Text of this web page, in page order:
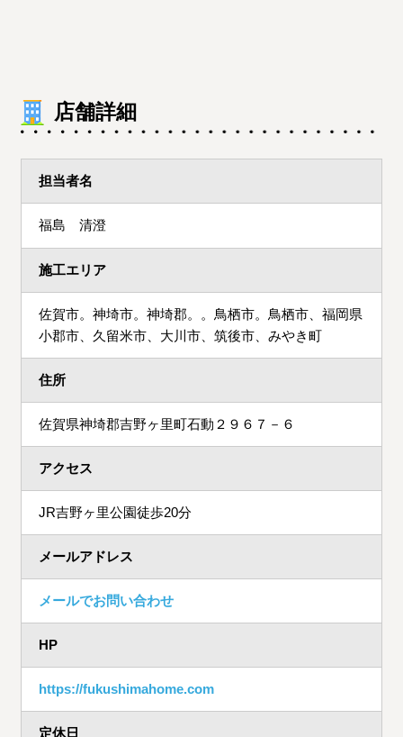
店舗詳細
担当者名
福島 清澄
施工エリア
佐賀市。神埼市。神埼郡。。鳥栖市。鳥栖市、福岡県
小郡市、久留米市、大川市、筑後市、みやき町
住所
佐賀県神埼郡吉野ヶ里町石動２９６７－６
アクセス
JR吉野ヶ里公園徒歩20分
メールアドレス
メールでお問い合わせ
HP
https://fukushimahome.com
定休日